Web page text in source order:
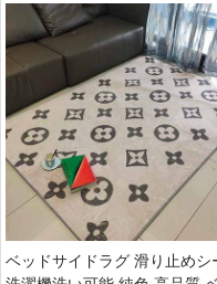
ベッドサイドラグ 滑り止めシ